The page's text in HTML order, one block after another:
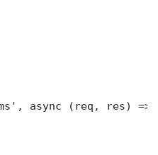
async (req, res) =>